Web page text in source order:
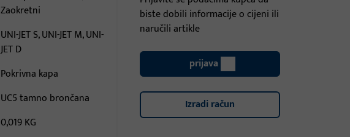
Zaokretni
UNI-JET S, UNI-JET M, UNI-
JET D
Pokrivna kapa
UC5 tamno brončana
0,019 KG
biste dobili informacije o cijeni ili
naručili artikle
prijava
Izradi račun